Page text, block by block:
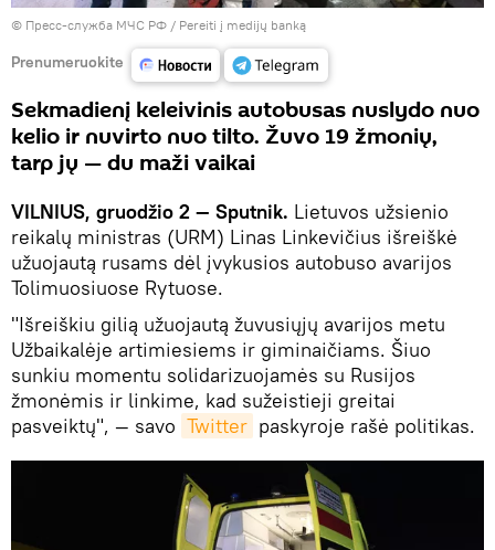
© Пресс-служба МЧС РФ / Pereiti į medijų banką
Prenumeruokite
Sekmadienį keleivinis autobusas nuslydo nuo
kelio ir nuvirto nuo tilto. Žuvo 19 žmonių,
tarp jų — du maži vaikai
VILNIUS, gruodžio 2 — Sputnik. Lietuvos užsienio
reikalų ministras (URM) Linas Linkevičius išreiškė
užuojautą rusams dėl įvykusios autobuso avarijos
Tolimuosiuose Rytuose.
"Išreiškiu gilią užuojautą žuvusiųjų avarijos metu
Užbaikalėje artimiesiems ir giminaičiams. Šiuo
sunkiu momentu solidarizuojamės su Rusijos
žmonėmis ir linkime, kad sužeistieji greitai
pasveiktų", — savo Twitter paskyroje rašė politikas.